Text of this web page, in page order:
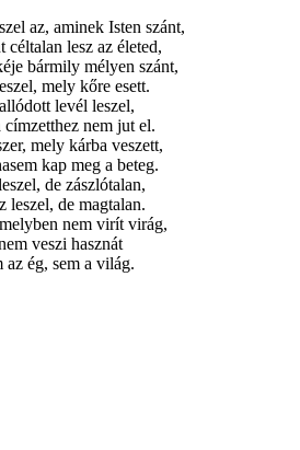
az, aminek Isten szánt,
céltalan lesz az életed,
bármily mélyen szánt,
mely kőre esett.
levél leszel,
címzetthez nem jut el.
mely kárba veszett,
kap meg a beteg.
de zászlótalan,
leszel, de magtalan.
nem virít virág,
veszi hasznát
az ég, sem a világ.